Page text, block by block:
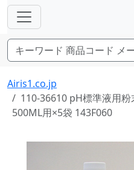
Airis1.co.jp
110-36610 pH標準液用
500ML用×5袋 143F060